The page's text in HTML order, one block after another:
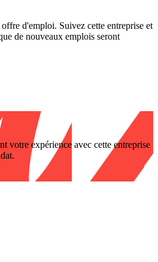
d'emploi. Suivez cette entreprise et
de nouveaux emplois seront
votre expérience avec cette entreprise